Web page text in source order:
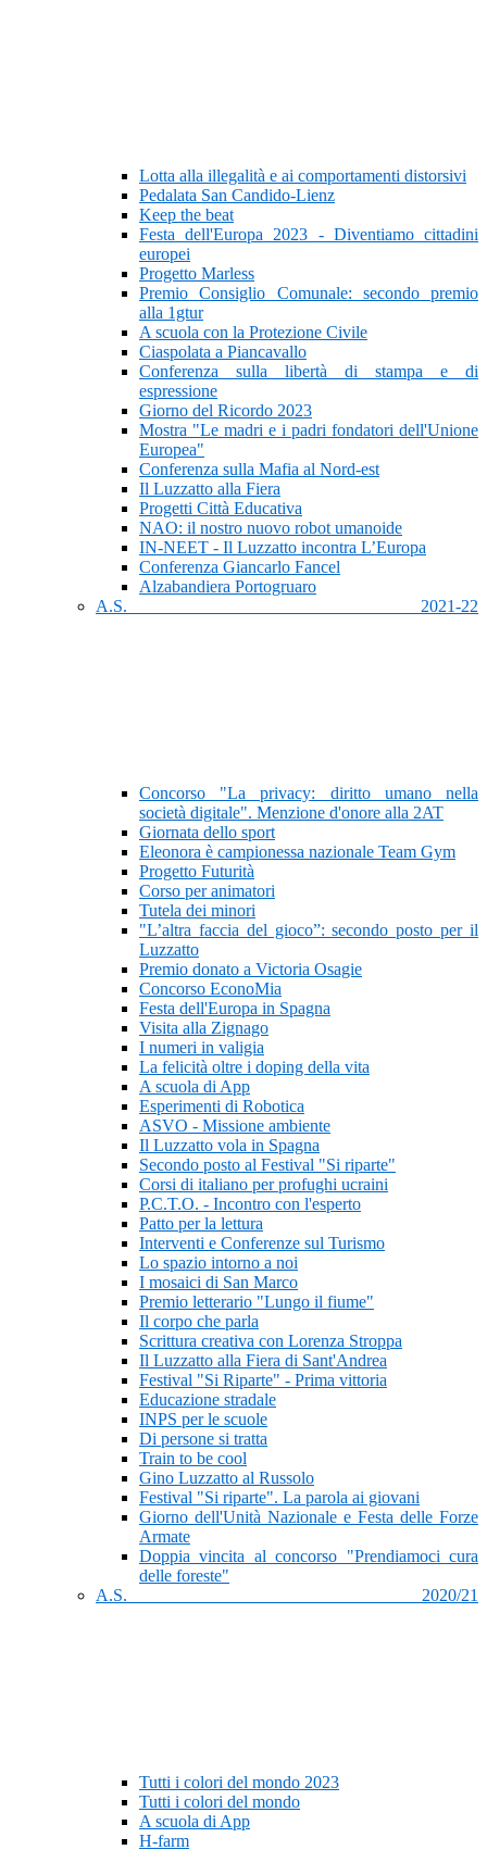
Lotta alla illegalità e ai comportamenti distorsivi
Pedalata San Candido-Lienz
Keep the beat
Festa dell'Europa 2023 - Diventiamo cittadini
europei
Progetto Marless
Premio Consiglio Comunale: secondo premio
alla 1gtur
A scuola con la Protezione Civile
Ciaspolata a Piancavallo
Conferenza sulla libertà di stampa e di
espressione
Giorno del Ricordo 2023
Mostra "Le madri e i padri fondatori dell'Unione
Europea"
Conferenza sulla Mafia al Nord-est
Il Luzzatto alla Fiera
Progetti Città Educativa
NAO: il nostro nuovo robot umanoide
IN-NEET - Il Luzzatto incontra L’Europa
Conferenza Giancarlo Fancel
Alzabandiera Portogruaro
A.S. 2021-22
Concorso "La privacy: diritto umano nella
società digitale". Menzione d'onore alla 2AT
Giornata dello sport
Eleonora è campionessa nazionale Team Gym
Progetto Futurità
Corso per animatori
Tutela dei minori
"L’altra faccia del gioco”: secondo posto per il
Luzzatto
Premio donato a Victoria Osagie
Concorso EconoMia
Festa dell'Europa in Spagna
Visita alla Zignago
I numeri in valigia
La felicità oltre i doping della vita
A scuola di App
Esperimenti di Robotica
ASVO - Missione ambiente
Il Luzzatto vola in Spagna
Secondo posto al Festival "Si riparte"
Corsi di italiano per profughi ucraini
P.C.T.O. - Incontro con l'esperto
Patto per la lettura
Interventi e Conferenze sul Turismo
Lo spazio intorno a noi
I mosaici di San Marco
Premio letterario "Lungo il fiume"
Il corpo che parla
Scrittura creativa con Lorenza Stroppa
Il Luzzatto alla Fiera di Sant'Andrea
Festival "Si Riparte" - Prima vittoria
Educazione stradale
INPS per le scuole
Di persone si tratta
Train to be cool
Gino Luzzatto al Russolo
Festival "Si riparte". La parola ai giovani
Giorno dell'Unità Nazionale e Festa delle Forze
Armate
Doppia vincita al concorso "Prendiamoci cura
delle foreste"
A.S. 2020/21
Tutti i colori del mondo 2023
Tutti i colori del mondo
A scuola di App
H-farm